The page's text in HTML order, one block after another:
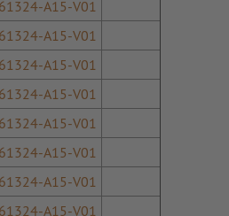
A15-V01
A15-V01
A15-V01
A15-V01
A15-V01
A15-V01
A15-V01
A15-V01